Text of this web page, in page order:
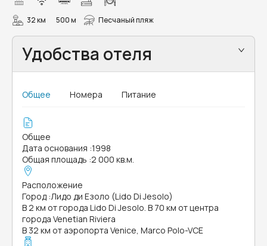
32 км 500 м Песчаный пляж
Удобства отеля
Общее Номера Питание
Общее
Дата основания :1998
Общая площадь :2 000 кв.м.
Расположение
Город :Лидо ди Езоло (Lido Di Jesolo)
В 2 км от города Lido Di Jesolo. В 70 км от центра
города Venetian Riviera
В 32 км от аэропорта Venice, Marco Polo-VCE